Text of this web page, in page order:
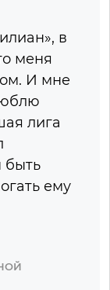
в
меня
И мне
лига
быть
ему